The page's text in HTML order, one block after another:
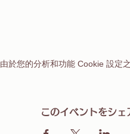
由於您的分析和功能 Cookie 設定
このイベントをシェ